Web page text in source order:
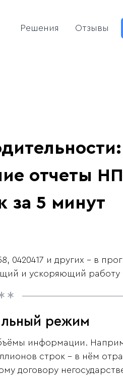
Решения Отзывы
отчеты
за 5 минут
0420417 и других - в
и ускоряющий работу
режим
информации.
строк - в нём
договору